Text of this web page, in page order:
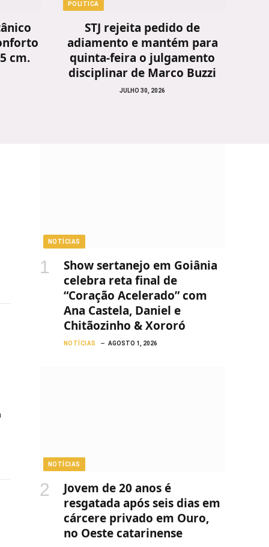
cm.
POLITICA
STJ rejeita pedido de
adiamento e mantém para
quinta-feira o julgamento
disciplinar de Marco Buzzi
JULHO 30, 2026
NOTÍCIAS
Show sertanejo em Goiânia
celebra reta final de
“Coração Acelerado” com
Ana Castela, Daniel e
Chitãozinho & Xororó
NOTÍCIAS AGOSTO 1, 2026
NOTÍCIAS
Jovem de 20 anos é
resgatada após seis dias em
cárcere privado em Ouro,
no Oeste catarinense